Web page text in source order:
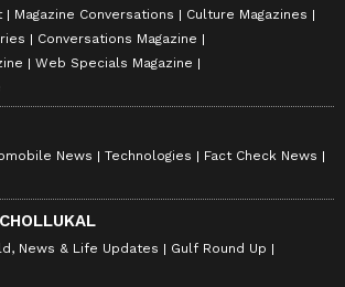
Magazine Conversations
Culture Magazines
Conversations Magazine
Web Specials Magazine
News Technologies
Fact Check News
News & Life Updates
Gulf Round Up